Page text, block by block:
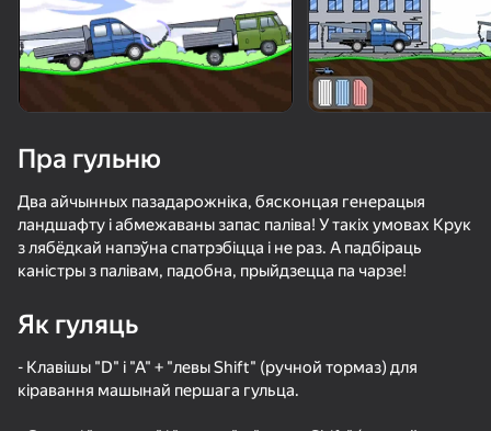
Гульня працуе толькі ў гарызантальнай
арыентацыі
72
70
66
Пра гульню
Два айчынных пазадарожніка, бясконцая генерацыя
ландшафту і абмежаваны запас паліва! У такіх умовах Крук
з лябёдкай напэўна спатрэбіцца і не раз. А падбіраць
каністры з палівам, падобна, прыйдзецца па чарзе!
Як гуляць
- Клавішы "D" і "A" + "левы Shift" (ручной тормаз) для
кіравання машынай першага гульца.